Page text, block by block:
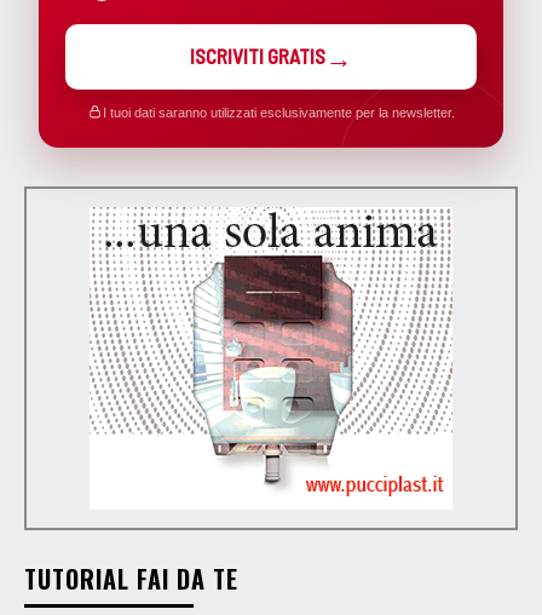
ISCRIVITI GRATIS
I tuoi dati saranno utilizzati esclusivamente per la newsletter.
TUTORIAL FAI DA TE